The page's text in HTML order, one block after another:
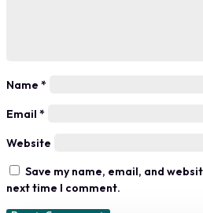
Name *
Email *
Website
Save my name, email, and
next time I comment.